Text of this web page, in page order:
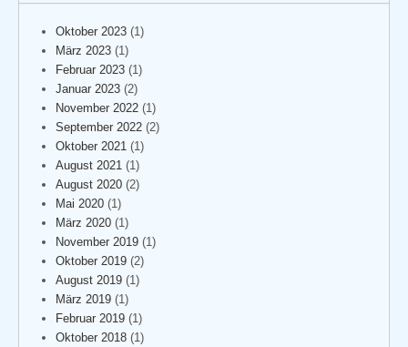
Oktober 2023 (1)
März 2023 (1)
Februar 2023 (1)
Januar 2023 (2)
November 2022 (1)
September 2022 (2)
Oktober 2021 (1)
August 2021 (1)
August 2020 (2)
Mai 2020 (1)
März 2020 (1)
November 2019 (1)
Oktober 2019 (2)
August 2019 (1)
März 2019 (1)
Februar 2019 (1)
Oktober 2018 (1)